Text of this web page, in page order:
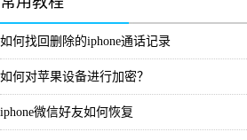
如何找回删除的iphone通话记录
如何对苹果设备进行加密？
iphone微信好友如何恢复